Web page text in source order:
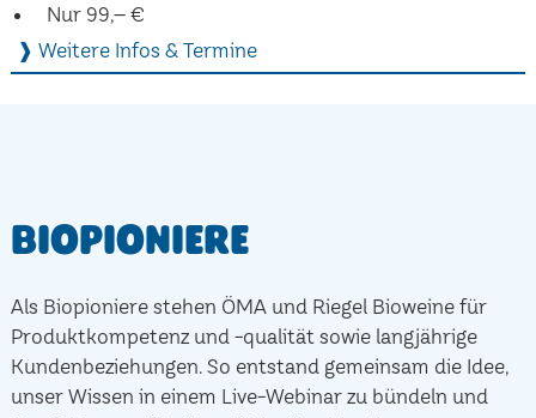
Nur 99,– €
❱ Weitere Infos & Termine
Biopioniere
Als Biopioniere stehen ÖMA und Riegel Bioweine für
Produktkompetenz und -qualität sowie langjährige
Kundenbeziehungen. So entstand gemeinsam die Idee,
unser Wissen in einem Live-Webinar zu bündeln und